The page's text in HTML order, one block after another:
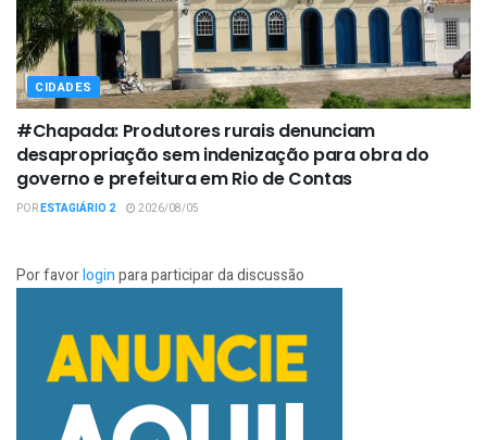
CIDADES
#Chapada: Produtores rurais denunciam
desapropriação sem indenização para obra do
governo e prefeitura em Rio de Contas
PORESTAGIÁRIO 2 2026/08/05
Por favorloginpara participar da discussão